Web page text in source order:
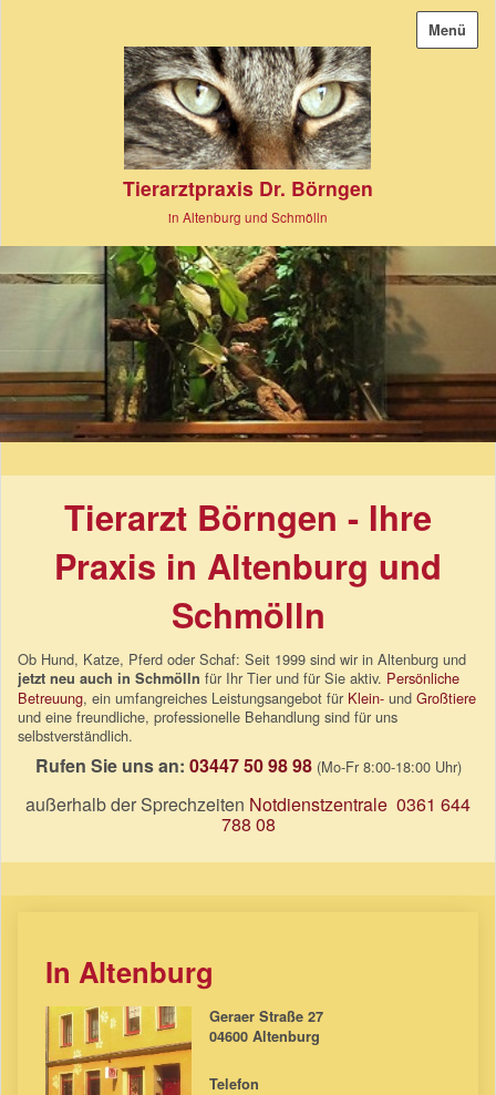
Menü
Tierarztpraxis Dr. Börngen
in Altenburg und Schmölln
Tierarzt Börngen - Ihre
Praxis in Altenburg und
Schmölln
Ob Hund, Katze, Pferd oder Schaf: Seit 1999 sind wir in Altenburg und
jetzt neu auch in Schmölln für Ihr Tier und für Sie aktiv. Persönliche
Betreuung, ein umfangreiches Leistungsangebot für Klein- und Großtiere
und eine freundliche, professionelle Behandlung sind für uns
selbstverständlich.
Rufen Sie uns an: 03447 50 98 98(Mo-Fr 8:00-18:00 Uhr)
außerhalb der Sprechzeiten Notdienstzentrale 0361 644
788 08
In Altenburg
Geraer Straße 27
04600 Altenburg
Telefon